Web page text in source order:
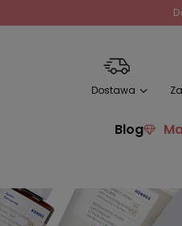
Dostawa
Blog